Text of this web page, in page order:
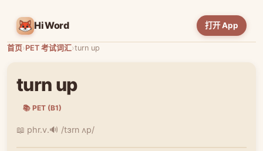
HiWord 打开 App
首页›PET 考试词汇›turn up
turn up
📚 PET (B1)
📖 phr.v.🔊 /tɜrn ʌp/